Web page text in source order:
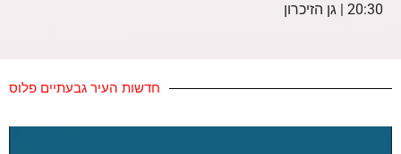
20:30 | גן הזיכרון
חדשות העיר גבעתיים פלוס